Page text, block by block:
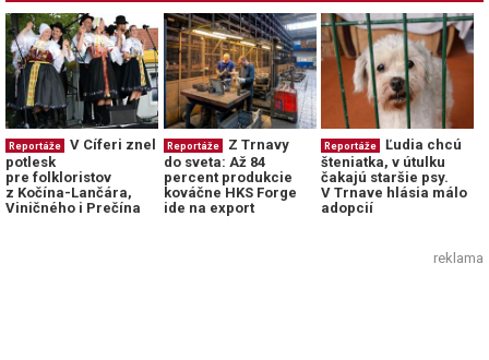
Reportáže
V Cíferi znel
potlesk
pre folkloristov
z Kočína-Lančára,
Viničného i Prečína
Reportáže
Z Trnavy
do sveta: Až 84
percent produkcie
kováčne HKS Forge
ide na export
Reportáže
Ľudia chcú
šteniatka, v útulku
čakajú staršie psy.
V Trnave hlásia málo
adopcií
reklama